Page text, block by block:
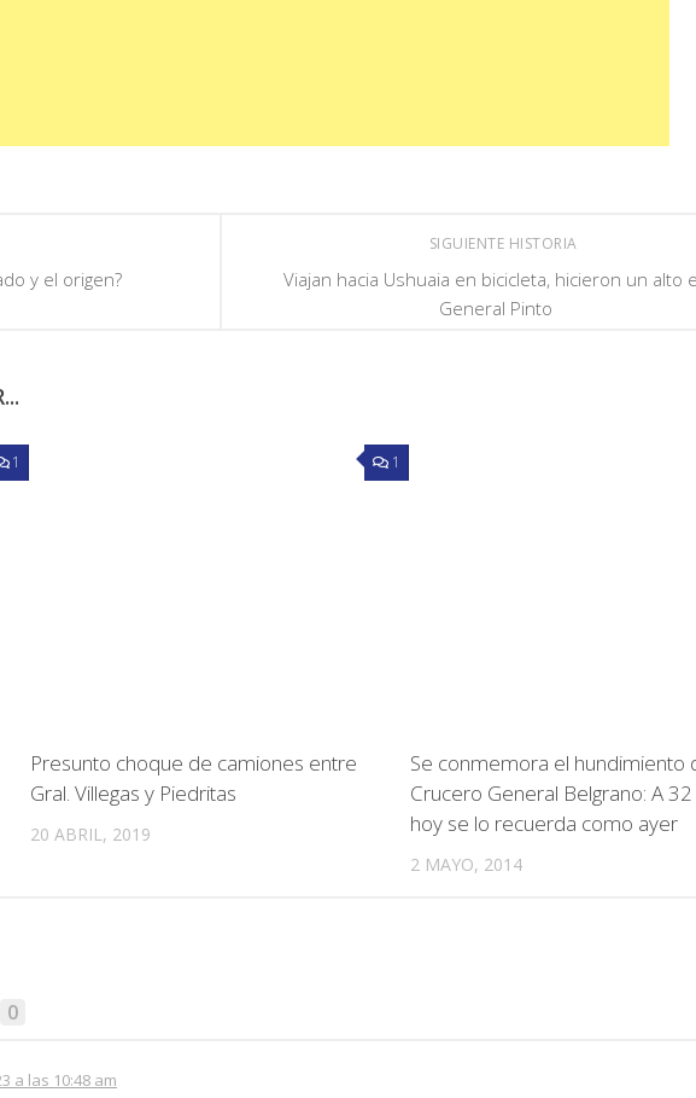
SIGUIENTE HISTORIA
Viajan hacia Ushuaia en bicicleta, hicieron un alto
General Pinto
y el origen?
1 1
Presunto choque de camiones entre
Gral. Villegas y Piedritas
20 ABRIL, 2019
Se conmemora el hundimiento
Crucero General Belgrano: A
hoy se lo recuerda como ayer
2 MAYO, 2014
0
a las 10:48 am